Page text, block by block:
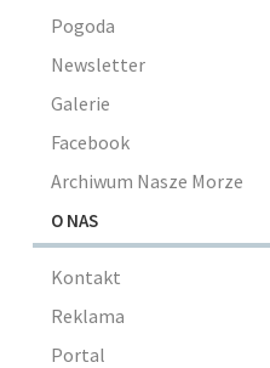
Pogoda
Newsletter
Galerie
Facebook
Archiwum Nasze Morze
O NAS
Kontakt
Reklama
Portal